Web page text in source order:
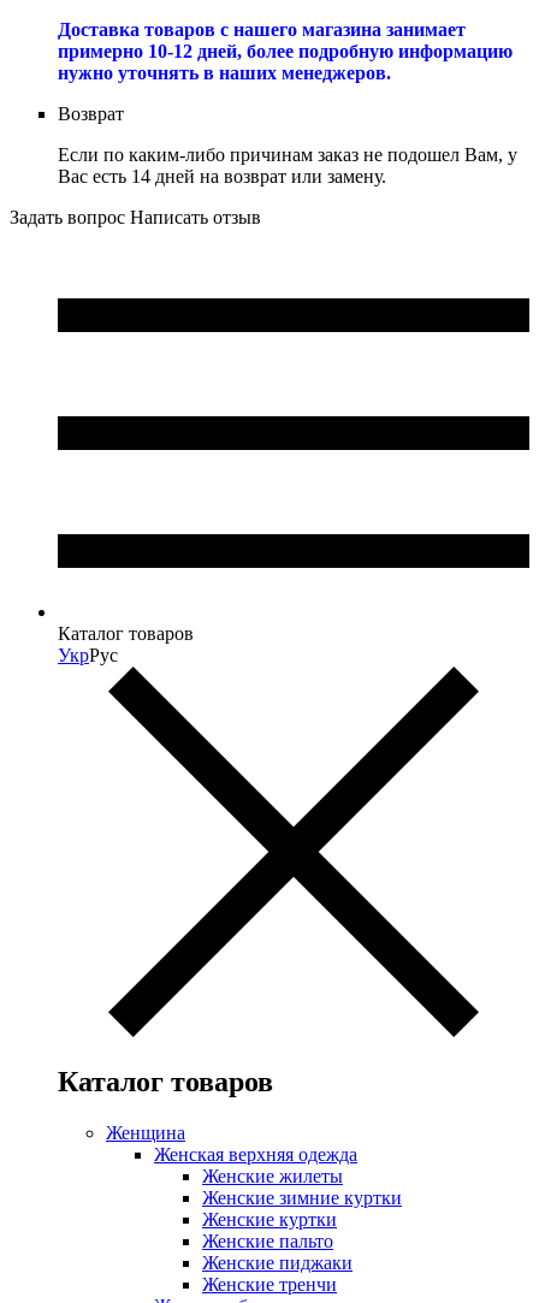
Доставка товаров с нашего магазина занимает
примерно 10-12 дней, более подробную информацию
нужно уточнять в наших менеджеров.
Возврат
Если по каким-либо причинам заказ не подошел Вам, у
Вас есть 14 дней на возврат или замену.
Задать вопрос Написать отзыв
Каталог товаров
УкрРус
Каталог товаров
Женщина
Женская верхняя одежда
Женские жилеты
Женские зимние куртки
Женские куртки
Женские пальто
Женские пиджаки
Женские тренчи